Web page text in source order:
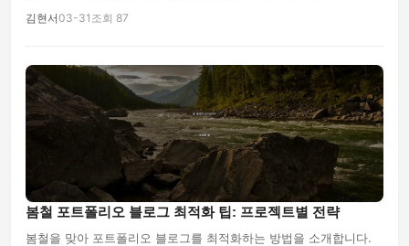
김현서03-31 조회 87
봄철 포트폴리오 블로그 최적화 팁: 프로젝트별 전략
봄철을 맞아 포트폴리오 블로그를 최적화하는 방법을 소개합니다.